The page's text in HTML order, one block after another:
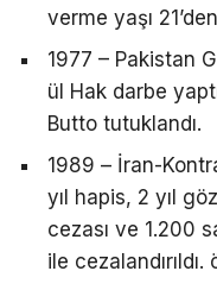
verme yaşı
1977 – Pakistan
ül Hak darbe
Butto tutuklandı.
1989 – İran-
yıl hapis, 2 yıl
cezası ve 1.200
ile cezalandırıldı.